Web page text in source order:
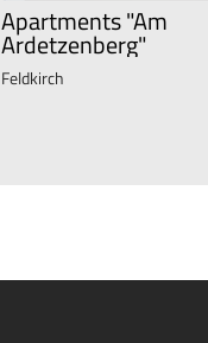
Apartments "Am
Ardetzenberg"
Feldkirch